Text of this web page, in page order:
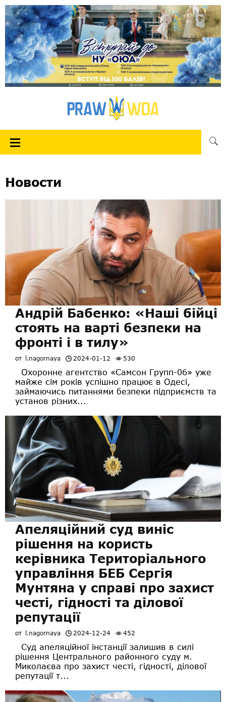
Новости
Андрій Бабенко: «Наші бійці
стоять на варті безпеки на
фронті і в тилу»
от l.nagornaya 2024-01-12 530
Охоронне агентство «Самсон Групп-06» уже
майже сім років успішно працює в Одесі,
займаючись питаннями безпеки підприємств та
установ різних...
Апеляційний суд виніс
рішення на користь
керівника Територіального
управління БЕБ Сергія
Мунтяна у справі про захист
честі, гідності та ділової
репутації
от l.nagornaya 2024-12-24 452
Суд апеляційної інстанції залишив в силі
рішення Центрального районного суду м.
Миколаєва про захист честі, гідності, ділової
репутації т...